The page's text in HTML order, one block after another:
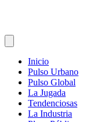
Inicio
Pulso Urbano
Pulso Global
La Jugada
Tendenciosas
La Industria